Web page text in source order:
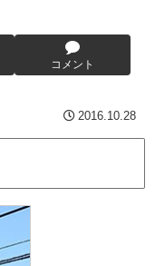
コメント
2016.10.28